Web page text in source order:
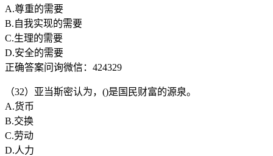
A.尊重的需要
B.自我实现的需要
C.生理的需要
D.安全的需要
正确答案问询微信：424329
（32）亚当斯密认为，()是国民财富的源泉。
A.货币
B.交换
C.劳动
D.人力